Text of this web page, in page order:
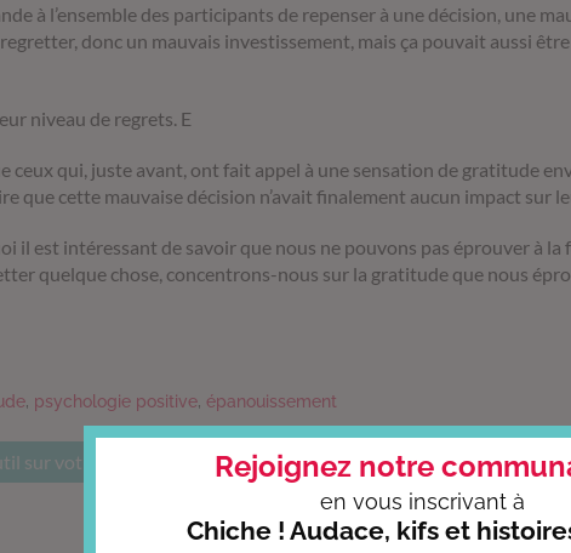
à l’ensemble des participants de repenser à une décision, une
donc un mauvais investissement, mais ça pouvait aussi
niveau de regrets. E
ceux qui, juste avant, ont fait appel à une sensation de gratitude
que cette mauvaise décision n’avait finalement aucun impact sur
il est intéressant de savoir que nous ne pouvons pas éprouver à
quelque chose, concentrons-nous sur la gratitude que nous
, psychologie positive, épanouissement
Rejoignez notre
en vous inscrivant à
Chiche ! Audace, kifs et